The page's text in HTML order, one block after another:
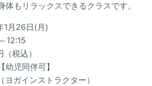
体もリラックスできるクラスです。
月26日(月)
12:15
税込）
児同伴可】
ガインストラクター）